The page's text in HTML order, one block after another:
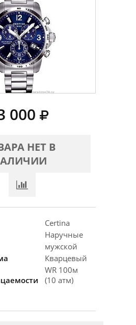
000
НЕТ В
Certina
Наручные
мужской
Кварцевый
WR 100м
(10 атм)